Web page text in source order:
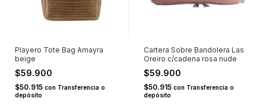
Playero Tote Bag Amayra
beige
$59.900
$50.915 con Transferencia o
depósito
Cartera Sobre Bandolera Las
Oreiro c/cadena rosa nude
$59.900
$50.915 con Transferencia o
depósito